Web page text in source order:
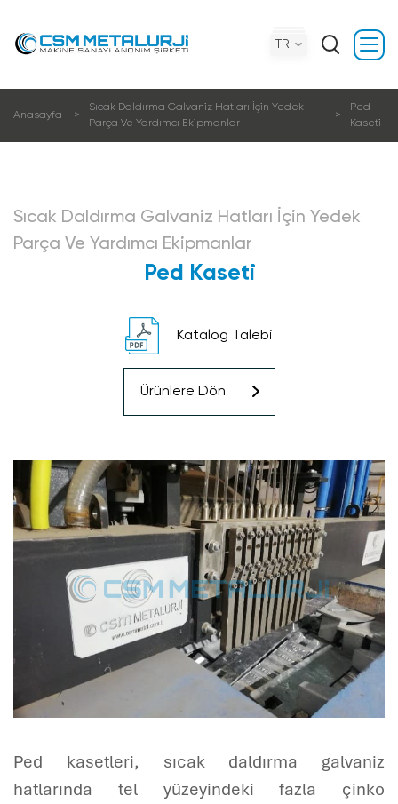
TR
Anasayfa
Sıcak Daldırma Galvani̇z Hatları İçi̇n Yedek
Parça Ve Yardımcı Eki̇pmanlar
Ped
Kaseti̇
Sıcak Daldırma Galvani̇z Hatları İçi̇n Yedek
Parça Ve Yardımcı Eki̇pmanlar
Ped Kaseti̇
Katalog Talebi
Ürünlere Dön
Ped kasetleri, sıcak daldırma galvaniz
hatlarında tel yüzeyindeki fazla çinko